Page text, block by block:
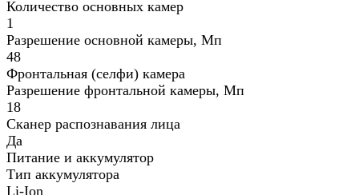
Количество основных камер
1
Разрешение основной камеры, Мп
48
Фронтальная (селфи) камера
Разрешение фронтальной камеры, Мп
18
Сканер распознавания лица
Да
Питание и аккумулятор
Тип аккумулятора
Li-Ion